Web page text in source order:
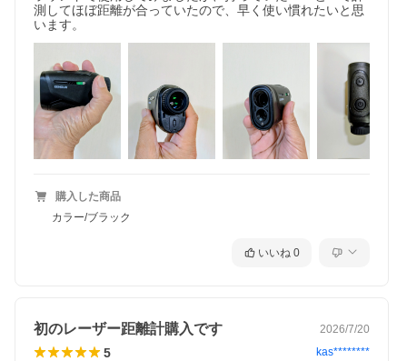
測してほぼ距離が合っていたので、早く使い慣れたいと思
います。
購入した商品
カラー/ブラック
いいね 0
初のレーザー距離計購入です 2026/7/20
5 kas********